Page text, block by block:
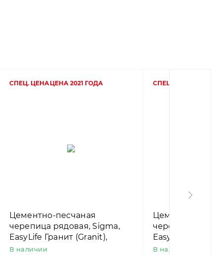
СПЕЦ. ЦЕНА ЦЕНА 2021 ГОДА
Цементно-песчаная
черепица рядовая, Sigma,
EasyLife Гранит (Granit),
Nelskamp
В наличии
СПЕЦ. ЦЕНА
Цементно-
черепица
EasyLife
Nelskamp
В наличии